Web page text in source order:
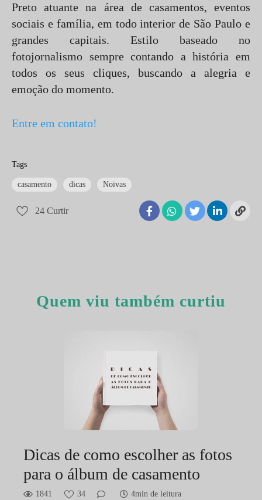
Preto atuante na área de casamentos, eventos
sociais e família, em todo interior de São Paulo e
grandes capitais. Estilo baseado no
fotojornalismo sempre contando a história em
todos os seus cliques, buscando a alegria e
emoção do momento.
Entre em contato!
Tags
casamento dicas Noivas
24 Curtir
Quem viu também curtiu
Dicas de como escolher as fotos
para o álbum de casamento
1841 34 4min de leitura